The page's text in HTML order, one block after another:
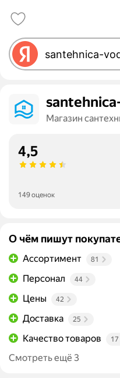
Магазин
4,5
149 оценок
О чём пишут
Ассортимент 81
Персонал 44
Цены 42
Доставка 25
Качество товаров 17
Смотреть ещё 3